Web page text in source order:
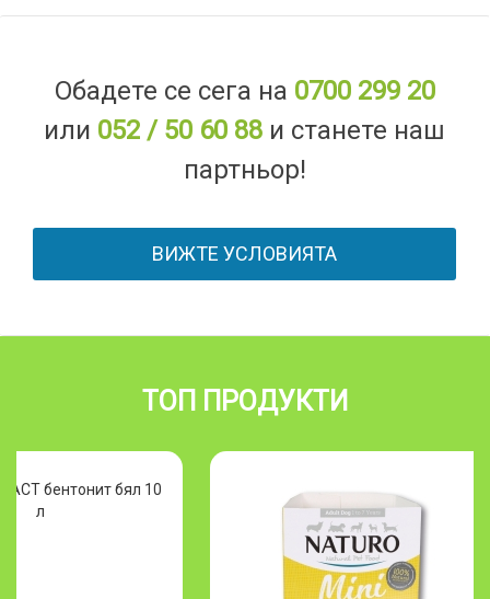
Обадете се сега на 0700 299 20
или 052 / 50 60 88 и станете наш
партньор!
ВИЖТЕ УСЛОВИЯТА
ТОП ПРОДУКТИ